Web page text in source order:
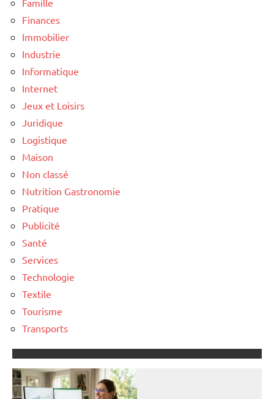
Finances
Immobilier
Industrie
Informatique
Internet
Jeux et Loisirs
Juridique
Logistique
Maison
Non classé
Nutrition Gastronomie
Pratique
Publicité
Santé
Services
Technologie
Textile
Tourisme
Transports